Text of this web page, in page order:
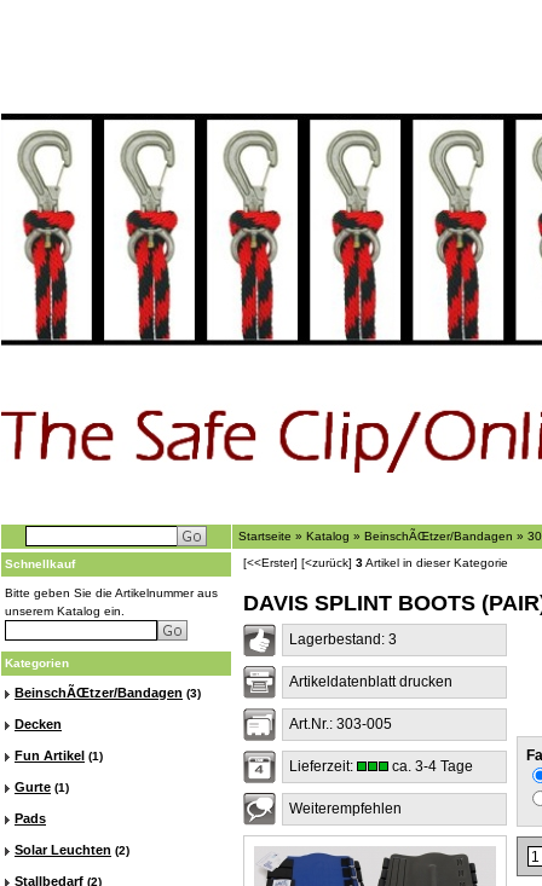
Startseite » Katalog » BeinschÃŒtzer/Bandagen »
Schnellkauf
Bitte geben Sie die Artikelnummer aus
unserem Katalog ein.
Kategorien
BeinschÃŒtzer/Bandagen (3)
Decken
Fun Artikel (1)
Gurte (1)
Pads
Solar Leuchten (2)
Stallbedarf (2)
[<<Erster] [<zurück] 3Artikel in dieser Kategorie
DAVIS SPLINT BOOTS
Lagerbestand: 3
Artikeldatenblatt drucken
Art.Nr.: 303-005
Lieferzeit: ca. 3-4 Tage
Weiterempfehlen